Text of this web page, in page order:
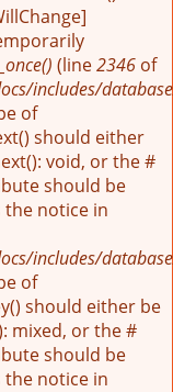
(line2346 of
includes/
of
should either
void, or the #
should be
notice in
includes/
of
should either be
mixed, or the #
should be
notice in